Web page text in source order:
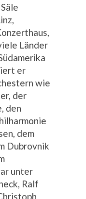
Länder
er
wie
der
den
dem
Dubrovnik
unter
Ralf